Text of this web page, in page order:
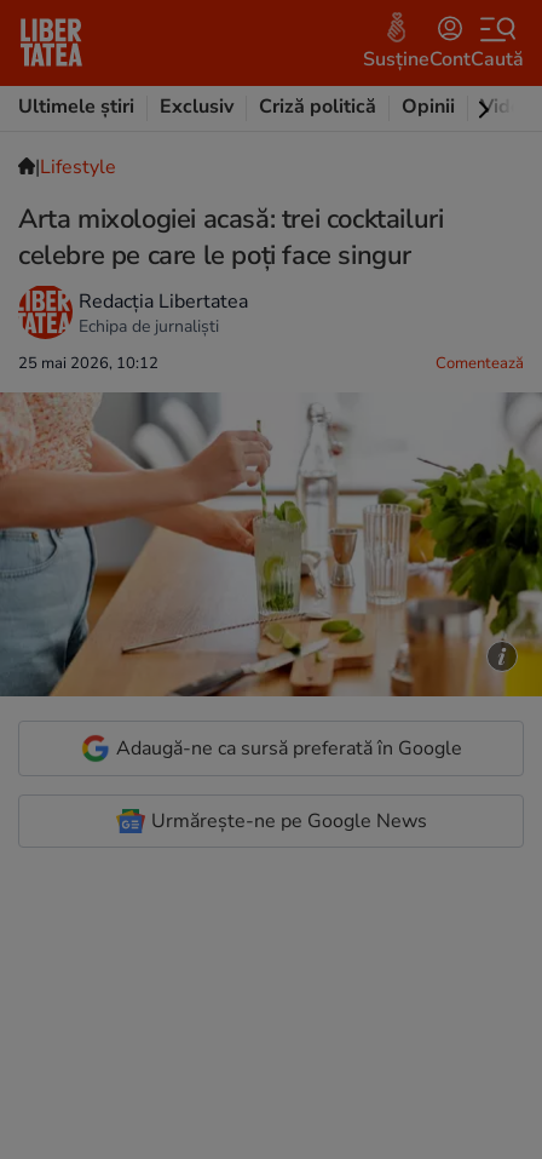
SusțineContCaută
Ultimele știri
Exclusiv Criză politică Opinii Video
|Lifestyle
Arta mixologiei acasă: trei cocktailuri
celebre pe care le poți face singur
Redacția Libertatea
Echipa de jurnaliști
25 mai 2026, 10:12 Comentează
Adaugă-ne ca sursă preferată în Google
Urmărește-ne pe Google News